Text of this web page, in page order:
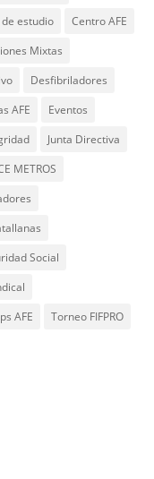
de estudio
Centro AFE
Mixtas
Desfibriladores
AFE
Eventos
Junta Directiva
METROS
Social
AFE
Torneo FIFPRO